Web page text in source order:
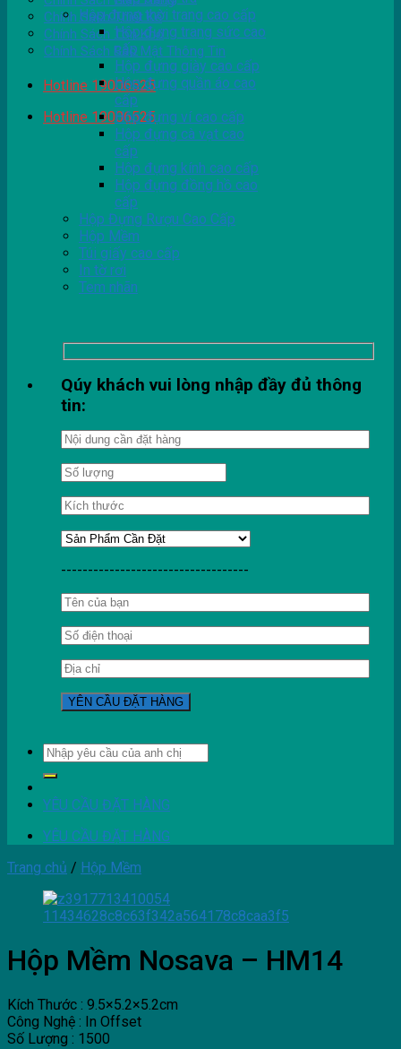
Chính Sách Thiết Kế
Chính Sách Tồn Kho
Chính Sách Bảo Mật Thông Tin
Hotline 19006525
Hotline 19006525
Hộp đựng thời trang cao cấp
Hộp đựng trang sức cao
cấp
Hộp đựng giày cao cấp
Hộp đựng quần áo cao
cấp
Hộp đựng ví cao cấp
Hộp đựng cà vạt cao
cấp
Hộp đựng kính cao cấp
Hộp đựng đồng hồ cao
cấp
Hộp Đựng Rượu Cao Cấp
Hộp Mềm
Túi giấy cao cấp
In tờ rơi
Tem nhãn
Qúy khách vui lòng nhập đầy đủ thông
tin:
-----------------------------------
Tìm
kiếm:
YÊU CẦU ĐẶT HÀNG
YÊU CẦU ĐẶT HÀNG
Trang chủ / Hộp Mềm
Hộp Mềm Nosava – HM14
Kích Thước : 9.5×5.2×5.2cm
Công Nghệ : In Offset
Số Lượng : 1500